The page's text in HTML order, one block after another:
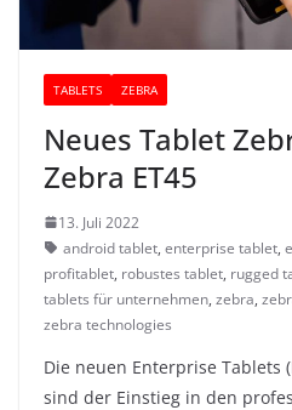
TABLETS ZEBRA
Neues Tablet
Zebra ET45
13. Juli 2022
android tablet, enterprise tablet,
profitablet, robustes tablet, rugged
tablets für unternehmen, zebra,
zebra technologies
Die neuen Enterprise Tablets
sind der Einstieg in den